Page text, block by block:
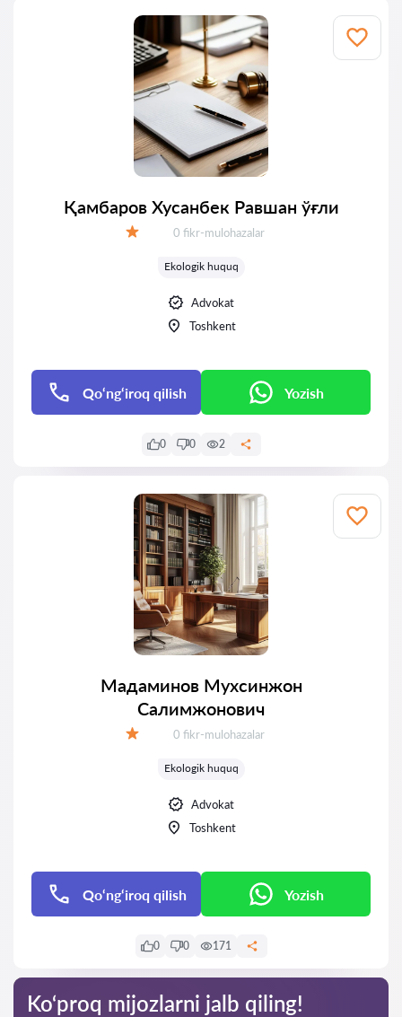
Қамбаров Хусанбек Равшан ўғли
Fikrlar:
0 fikr-mulohazalar
Ekologik huquq
Advokat
Toshkent
Qo‘ng‘iroq qilish Yozish
0 0 2
Мадаминов Мухсинжон
Салимжонович
Fikrlar:
0 fikr-mulohazalar
Ekologik huquq
Advokat
Toshkent
Qo‘ng‘iroq qilish Yozish
0 0 171
Ko‘proq mijozlarni jalb qiling!